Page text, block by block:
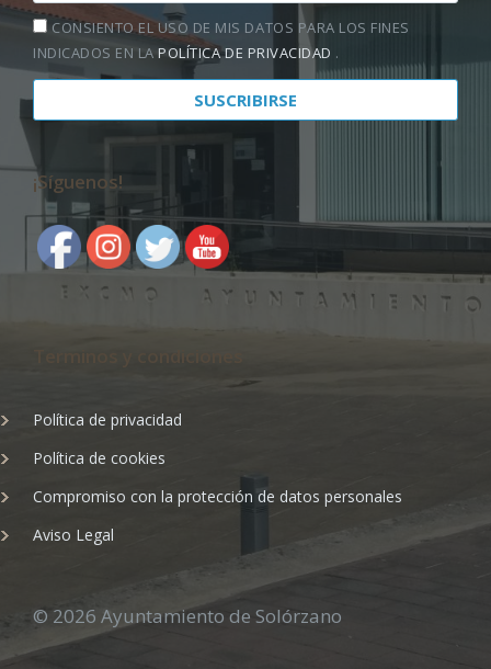
CONSIENTO EL USO DE MIS DATOS PARA LOS FINES
INDICADOS EN LAPOLÍTICA DE PRIVACIDAD .
¡Síguenos!
Política de privacidad
Política de cookies
Compromiso con la protección de datos personales
Aviso Legal
© 2026 Ayuntamiento de Solórzano